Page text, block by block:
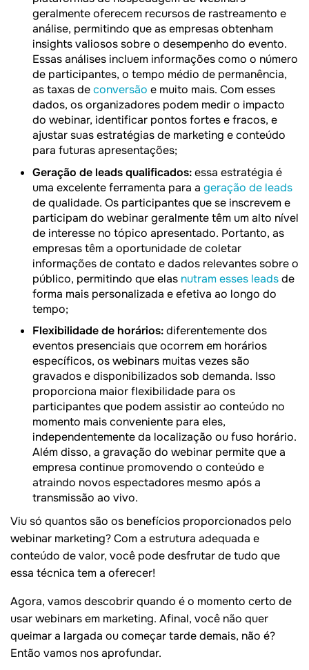
geralmente oferecem recursos de rastreamento e
análise, permitindo que as empresas obtenham
insights valiosos sobre o desempenho do evento.
Essas análises incluem informações como o número
de participantes, o tempo médio de permanência,
as taxas deconversão e muito mais. Com esses
dados, os organizadores podem medir o impacto
do webinar, identificar pontos fortes e fracos, e
ajustar suas estratégias de marketing e conteúdo
para futuras apresentações;
Geração de leads qualificados:essa estratégia é
uma excelente ferramenta para a geração de leads
de qualidade. Os participantes que se inscrevem e
participam do webinar geralmente têm um alto nível
de interesse no tópico apresentado. Portanto, as
empresas têm a oportunidade de coletar
informações de contato e dados relevantes sobre o
público, permitindo que elas nutram esses leadsde
forma mais personalizada e efetiva ao longo do
tempo;
Flexibilidade de horários:diferentemente dos
eventos presenciais que ocorrem em horários
específicos, os webinars muitas vezes são
gravados e disponibilizados sob demanda. Isso
proporciona maior flexibilidade para os
participantes que podem assistir ao conteúdo no
momento mais conveniente para eles,
independentemente da localização ou fuso horário.
Além disso, a gravação do webinar permite que a
empresa continue promovendo o conteúdo e
atraindo novos espectadores mesmo após a
transmissão ao vivo.
Viu só quantos são os benefícios proporcionados pelo
webinar marketing? Com a estrutura adequada e
conteúdo de valor, você pode desfrutar de tudo que
essa técnica tem a oferecer!
Agora, vamos descobrir quando é o momento certo de
usar webinars em marketing. Afinal, você não quer
queimar a largada ou começar tarde demais, não é?
Então vamos nos aprofundar.